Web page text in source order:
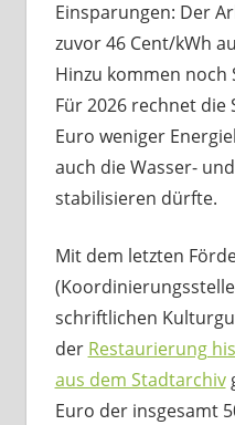
Einsparungen: Der
zuvor 46 Cent/kWh
Hinzu kommen noch
Für 2026 rechnet
Euro weniger
auch die Wasser-
stabilisieren dürfte.
Mit dem letzten
schriftlichen
der Restaurierung
aus dem Stadtarchiv
Euro der insgesamt